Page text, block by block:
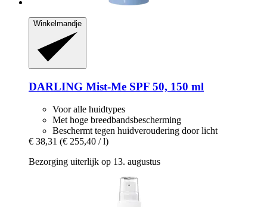
Winkelmandje
DARLING Mist-​Me SPF 50, 150 ml
Voor alle huidtypes
Met hoge breedbandsbescherming
Beschermt tegen huidveroudering door licht
€ 38,31 (€ 255,40 / l)
Bezorging uiterlijk op 13. augustus